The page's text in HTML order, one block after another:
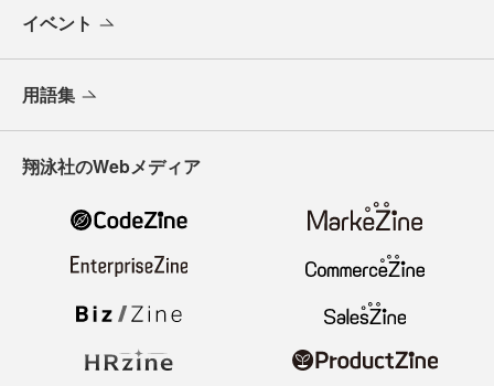
イベント
用語集
翔泳社のWebメディア